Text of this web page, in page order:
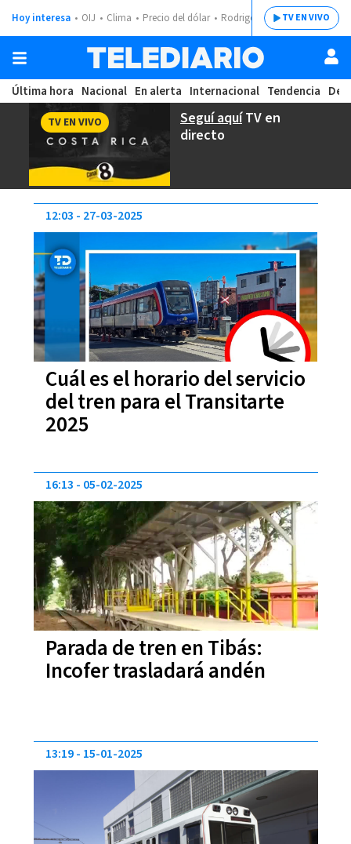
Hoy interesa OIJ Clima Precio del dólar Rodrigo ChavesTV EN VIVO
Última hora Nacional En alerta Internacional Tendencia
Seguí aquíTV en
directo
TV EN VIVO
Cuál es el horario del servicio
del tren para el Transitarte
2025
12:03 27-03-2025
Parada de tren en Tibás:
Incofer trasladará andén
16:13 05-02-2025
13:19 15-01-2025